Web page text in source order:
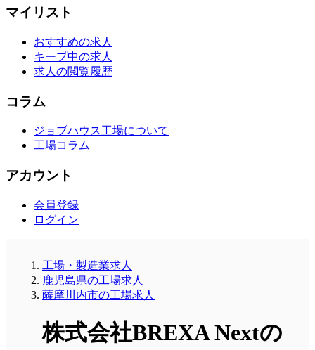
マイリスト
おすすめの求人
キープ中の求人
求人の閲覧履歴
コラム
ジョブハウス工場について
工場コラム
アカウント
会員登録
ログイン
工場・製造業求人
鹿児島県の工場求人
薩摩川内市の工場求人
株式会社BREXA Nextの